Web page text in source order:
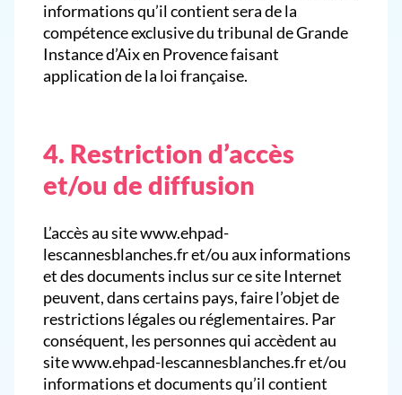
informations qu’il contient sera de la
compétence exclusive du tribunal de Grande
Instance d’Aix en Provence faisant
application de la loi française.
4. Restriction d’accès
et/ou de diffusion
L’accès au site www.ehpad-
lescannesblanches.fr et/ou aux informations
et des documents inclus sur ce site Internet
peuvent, dans certains pays, faire l’objet de
restrictions légales ou réglementaires. Par
conséquent, les personnes qui accèdent au
site www.ehpad-lescannesblanches.fr et/ou
informations et documents qu’il contient